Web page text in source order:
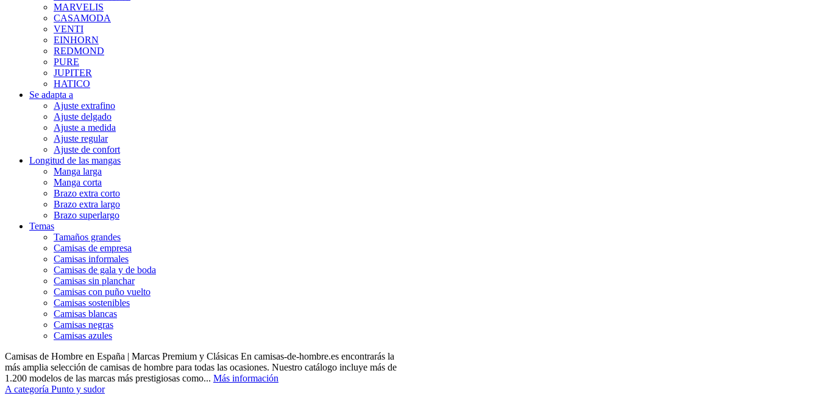
MARVELIS
CASAMODA
VENTI
EINHORN
REDMOND
PURE
JUPITER
HATICO
Se adapta a
Ajuste extrafino
Ajuste delgado
Ajuste a medida
Ajuste regular
Ajuste de confort
Longitud de las mangas
Manga larga
Manga corta
Brazo extra corto
Brazo extra largo
Brazo superlargo
Temas
Tamaños grandes
Camisas de empresa
Camisas informales
Camisas de gala y de boda
Camisas sin planchar
Camisas con puño vuelto
Camisas sostenibles
Camisas blancas
Camisas negras
Camisas azules
Camisas de Hombre en España | Marcas Premium y Clásicas En camisas-de-hombre.es encontrarás la
más amplia selección de camisas de hombre para todas las ocasiones. Nuestro catálogo incluye más de
1.200 modelos de las marcas más prestigiosas como... Más información
A categoría Punto y sudor